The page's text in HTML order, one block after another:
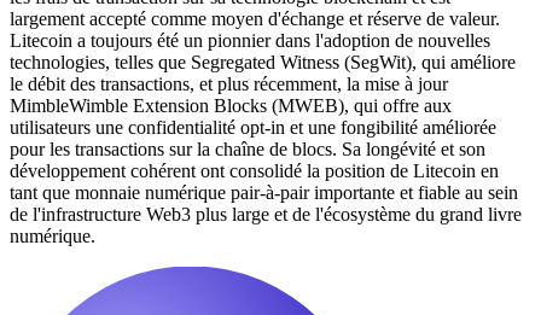
largement accepté comme moyen d'échange et réserve de valeur.
Litecoin a toujours été un pionnier dans l'adoption de nouvelles
technologies, telles que Segregated Witness (SegWit), qui améliore
le débit des transactions, et plus récemment, la mise à jour
MimbleWimble Extension Blocks (MWEB), qui offre aux
utilisateurs une confidentialité opt-in et une fongibilité améliorée
pour les transactions sur la chaîne de blocs. Sa longévité et son
développement cohérent ont consolidé la position de Litecoin en
tant que monnaie numérique pair-à-pair importante et fiable au sein
de l'infrastructure Web3 plus large et de l'écosystème du grand livre
numérique.